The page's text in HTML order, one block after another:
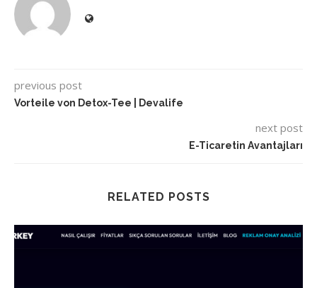
previous post
Vorteile von Detox-Tee | Devalife
next post
E-Ticaretin Avantajları
RELATED POSTS